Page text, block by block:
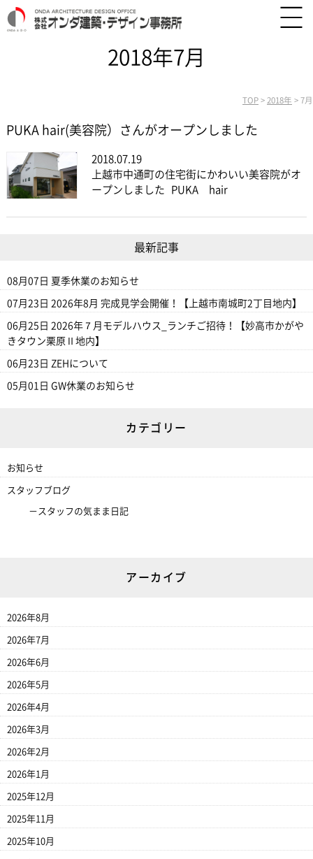
2018年7月
TOP > 2018年 > 7月
PUKA hair(美容院）さんがオープンしました
2018.07.19
上越市中通町の住宅街にかわいい美容院がオ
ープンしました PUKA hair
最新記事
08月07日 夏季休業のお知らせ
07月23日 2026年8月 完成見学会開催！【上越市南城町2丁目地内】
06月25日 2026年７月モデルハウス_ランチご招待！【妙高市かがや
きタウン栗原Ⅱ地内】
06月23日 ZEHについて
05月01日 GW休業のお知らせ
カテゴリー
お知らせ
スタッフブログ
スタッフの気まま日記
アーカイブ
2026年8月
2026年7月
2026年6月
2026年5月
2026年4月
2026年3月
2026年2月
2026年1月
2025年12月
2025年11月
2025年10月